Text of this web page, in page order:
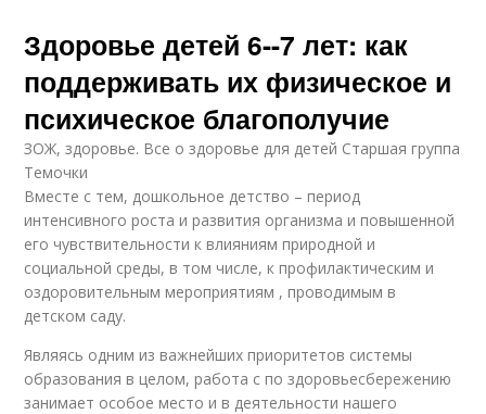
Здоровье детей 6--7 лет: как
поддерживать их физическое и
психическое благополучие
ЗОЖ, здоровье. Все о здоровье для детей Старшая группа
Темочки
Вместе с тем, дошкольное детство – период
интенсивного роста и развития организма и повышенной
его чувствительности к влияниям природной и
социальной среды, в том числе, к профилактическим и
оздоровительным мероприятиям , проводимым в
детском саду.
Являясь одним из важнейших приоритетов системы
образования в целом, работа с по здоровьесбережению
занимает особое место и в деятельности нашего